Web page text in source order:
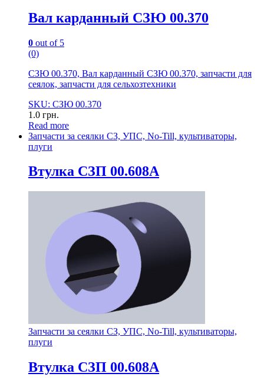
Вал карданный СЗЮ 00.370
0 out of 5
(0)
СЗЮ 00.370, Вал карданный СЗЮ 00.370, запчасти для
сеялок, запчасти для сельхозтехники
SKU: СЗЮ 00.370
1.0 грн.
Read more
Запчасти за сеялки СЗ, УПС, No-Till, культиваторы,
плуги
Втулка СЗП 00.608А
Запчасти за сеялки СЗ, УПС, No-Till, культиваторы,
плуги
Втулка СЗП 00.608А